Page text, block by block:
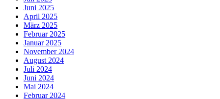
Juni 2025
April 2025
März 2025
Februar 2025
Januar 2025
November 2024
August 2024
Juli 2024
Juni 2024
Mai 2024
Februar 2024